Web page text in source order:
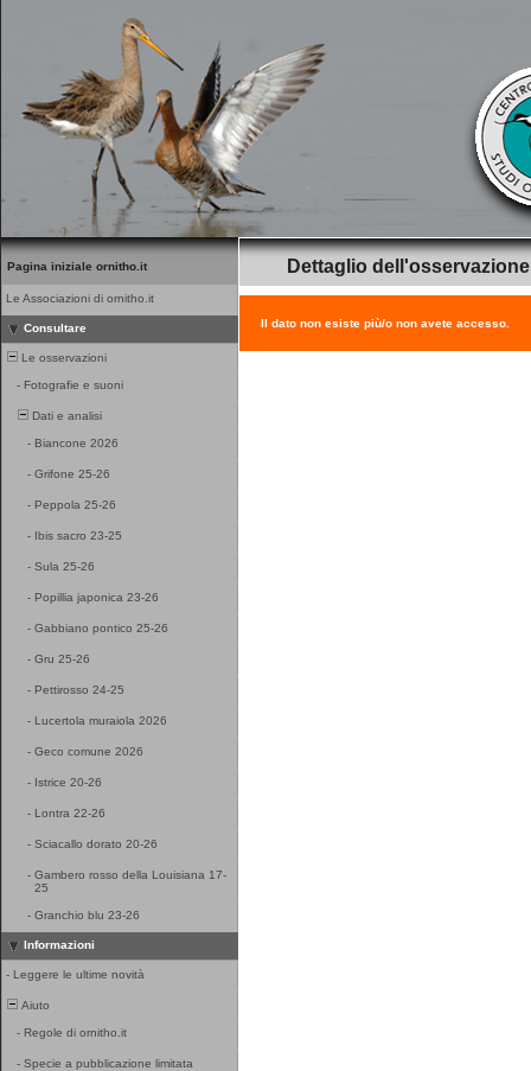
Pagina iniziale ornitho.it
Le Associazioni di ornitho.it
Consultare
Le osservazioni
- Fotografie e suoni
Dati e analisi
- Biancone 2026
- Grifone 25-26
- Peppola 25-26
- Ibis sacro 23-25
- Sula 25-26
- Popillia japonica 23-26
- Gabbiano pontico 25-26
- Gru 25-26
- Pettirosso 24-25
- Lucertola muraiola 2026
- Geco comune 2026
- Istrice 20-26
- Lontra 22-26
- Sciacallo dorato 20-26
- Gambero rosso della Louisiana 17-
25
- Granchio blu 23-26
Informazioni
- Leggere le ultime novità
Aiuto
- Regole di ornitho.it
- Specie a pubblicazione limitata
Dettaglio dell'osservazione
Il dato non esiste più/o non avete accesso.